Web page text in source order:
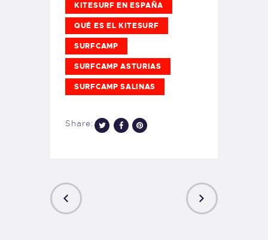
KITESURF EN ESPAÑA
QUÉ ES EL KITESURF
SURFCAMP
SURFCAMP ASTURIAS
SURFCAMP SALINAS
Share: